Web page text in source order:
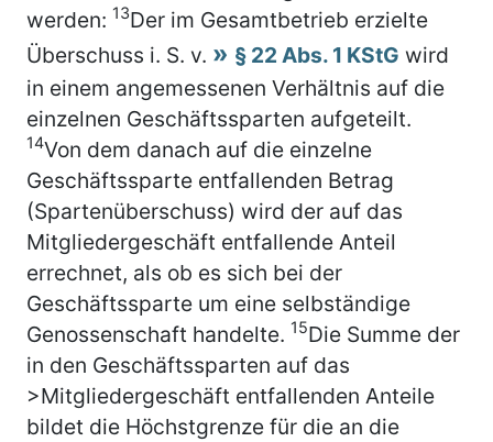
werden: 13Der im Gesamtbetrieb erzielte
Überschuss i. S. v.
§ 22 Abs. 1 KStG wird
in einem angemessenen Verhältnis auf die
einzelnen Geschäftssparten aufgeteilt.
14Von dem danach auf die einzelne
Geschäftssparte entfallenden Betrag
(Spartenüberschuss) wird der auf das
Mitgliedergeschäft entfallende Anteil
errechnet, als ob es sich bei der
Geschäftssparte um eine selbständige
Genossenschaft handelte. 15Die Summe der
in den Geschäftssparten auf das
>Mitgliedergeschäft entfallenden Anteile
bildet die Höchstgrenze für die an die